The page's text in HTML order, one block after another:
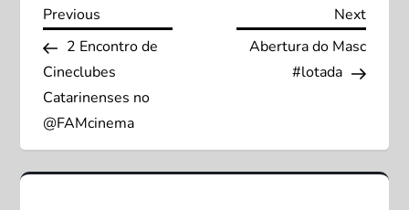
N
a
v
e
Previous
Post
Previous
2 Encontro de
Cineclubes
Catarinenses no
@FAMcinema
Next
Post
Next
Abertura do Masc
#lotada